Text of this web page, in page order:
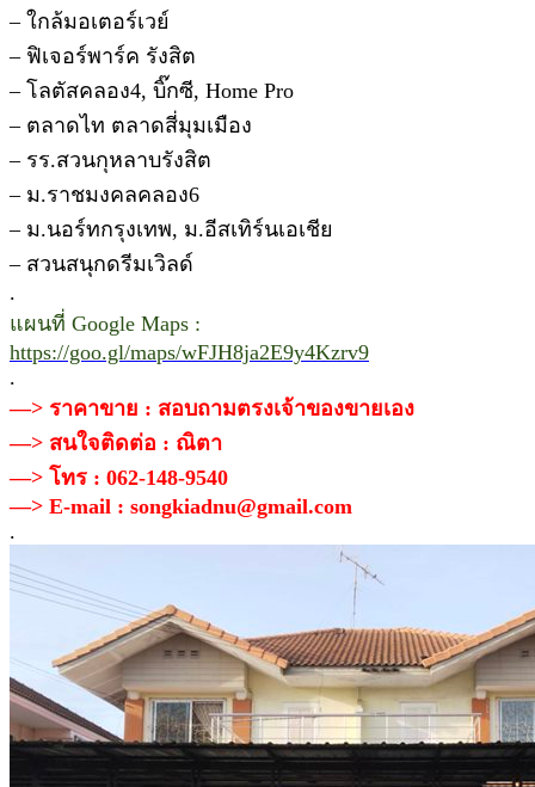
– ใกล้มอเตอร์เวย์
– ฟิเจอร์พาร์ค รังสิต
– โลตัสคลอง4, บิ๊กซี, Home Pro
– ตลาดไท ตลาดสี่มุมเมือง
– รร.สวนกุหลาบรังสิต
– ม.ราชมงคลคลอง6
– ม.นอร์ทกรุงเทพ, ม.อีสเทิร์นเอเชีย
– สวนสนุกดรีมเวิลด์
.
แผนที่ Google Maps :
https://goo.gl/maps/wFJH8ja2E9y4Kzrv9
.
—> ราคาขาย : สอบถามตรงเจ้าของขายเอง
—> สนใจติดต่อ : ณิตา
—> โทร : 062-148-9540
—> E-mail : songkiadnu@gmail.com
.